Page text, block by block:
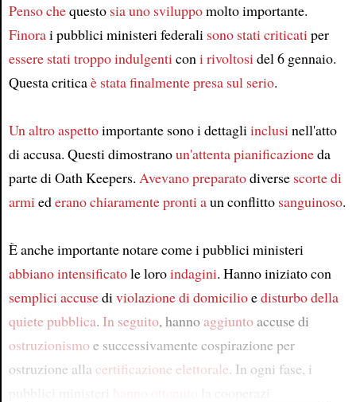
Penso chequesto sia uno sviluppomolto importante.
Finorai pubblici ministeri federali sono stati criticatiper
essere stati troppo indulgenticoni rivoltosidel 6 gennaio.
Questa criticaè stata finalmente presa sul serio.
Un altro aspettoimportante sono i dettagliinclusinell'atto
di accusa. Questi dimostranoun'attenta pianificazioneda
parte di Oath Keepers. Avevano preparatodiverse scorte di
armiederano chiaramente pronti aun conflitto sanguinoso.
È anche importante notare come i pubblici ministeri
abbiano intensificatole loroindagini. Hanno iniziato con
semplici accusediviolazione di domicilioedisturbo della
quiete pubblica. In seguito, hannoaggiuntoaccuse di
ostruzionismo e successivamente cospirazione per
ostruzione alla certificazione elettorale. In ogni fase, i